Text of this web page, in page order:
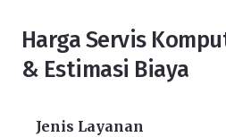
Harga Servis
& Estimasi Biaya
Jenis Layanan